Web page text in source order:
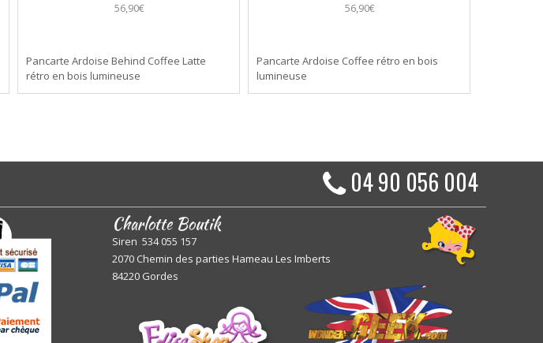
56,90€
Pancarte Ardoise Behind Coffee Latte
rétro en bois lumineuse
56,90€
Pancarte Ardoise Coffee rétro en bois
lumineuse
04 90 056 004
Charlotte Boutik
Siren 534 055 157
2070 Chemin des parties Hameau Les Imberts
84220 Gordes